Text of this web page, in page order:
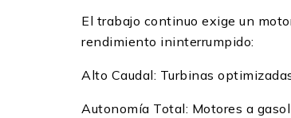
El trabajo continuo exige un
rendimiento ininterrumpido:
Alto Caudal: Turbinas
Autonomía Total: Motores a